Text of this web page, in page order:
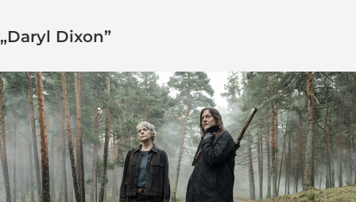
„Daryl Dixon”